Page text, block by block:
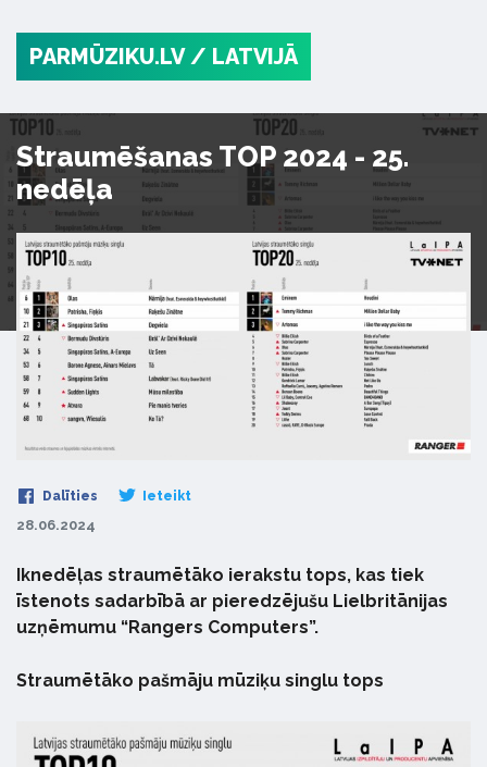
PARMŪZIKU.LV / LATVIJĀ
Straumēšanas TOP 2024 - 25.
nedēļa
Dalīties Ieteikt
28.06.2024
Iknedēļas straumētāko ierakstu tops, kas tiek
īstenots sadarbībā ar pieredzējušu Lielbritānijas
uzņēmumu “Rangers Computers”.
Straumētāko pašmāju mūziķu singlu tops